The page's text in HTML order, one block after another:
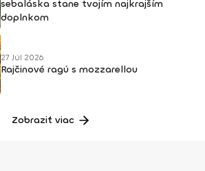
sebaláska stane tvojím najkrajším
doplnkom
27 Júl 2026
Rajčinové ragú s mozzarellou
Zobraziť viac